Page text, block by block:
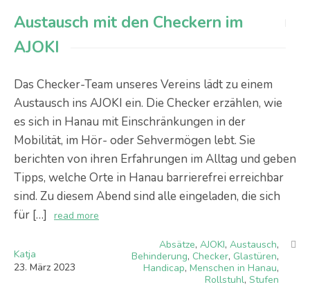
Austausch mit den Checkern im
AJOKI
Das Checker-Team unseres Vereins lädt zu einem
Austausch ins AJOKI ein. Die Checker erzählen, wie
es sich in Hanau mit Einschränkungen in der
Mobilität, im Hör- oder Sehvermögen lebt. Sie
berichten von ihren Erfahrungen im Alltag und geben
Tipps, welche Orte in Hanau barrierefrei erreichbar
sind. Zu diesem Abend sind alle eingeladen, die sich
für […]
read more
Katja
23. März 2023
Absätze, AJOKI, Austausch,
Behinderung, Checker, Glastüren,
Handicap, Menschen in Hanau,
Rollstuhl, Stufen